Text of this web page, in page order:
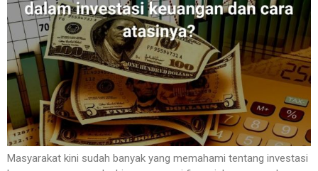
Masyarakat kini sudah banyak yang memahami tentang investasi